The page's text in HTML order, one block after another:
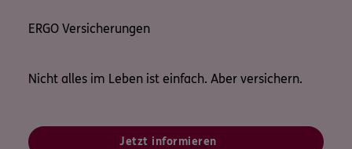
ERGO Versicherungen
Nicht alles im Leben ist einfach. Aber versichern.
Jetzt informieren